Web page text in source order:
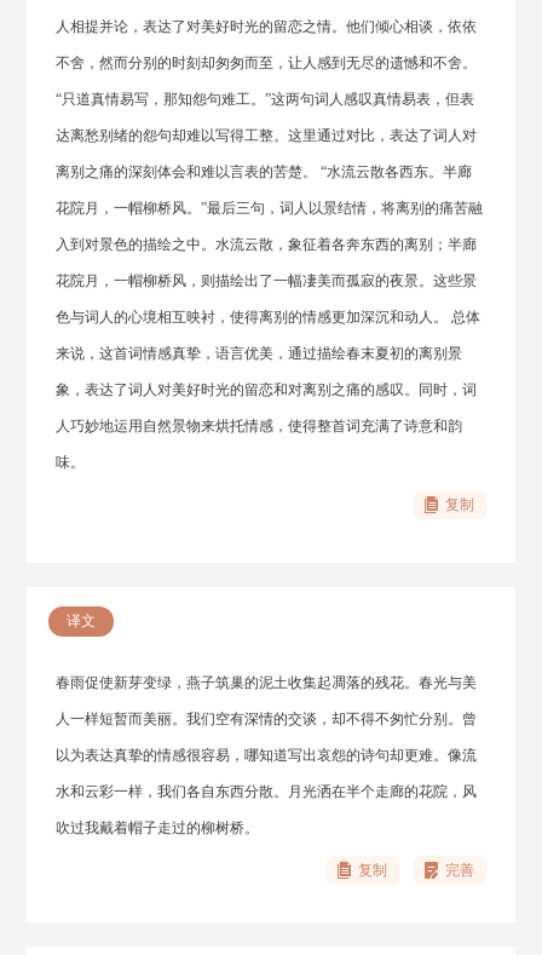
人相提并论，表达了对美好时光的留恋之情。他们倾心相谈，依依
不舍，然而分别的时刻却匆匆而至，让人感到无尽的遗憾和不舍。
“只道真情易写，那知怨句难工。”这两句词人感叹真情易表，但表
达离愁别绪的怨句却难以写得工整。这里通过对比，表达了词人对
离别之痛的深刻体会和难以言表的苦楚。 “水流云散各西东。半廊
花院月，一帽柳桥风。”最后三句，词人以景结情，将离别的痛苦融
入到对景色的描绘之中。水流云散，象征着各奔东西的离别；半廊
花院月，一帽柳桥风，则描绘出了一幅凄美而孤寂的夜景。这些景
色与词人的心境相互映衬，使得离别的情感更加深沉和动人。 总体
来说，这首词情感真挚，语言优美，通过描绘春末夏初的离别景
象，表达了词人对美好时光的留恋和对离别之痛的感叹。同时，词
人巧妙地运用自然景物来烘托情感，使得整首词充满了诗意和韵
味。
复制
译文
春雨促使新芽变绿，燕子筑巢的泥土收集起凋落的残花。春光与美
人一样短暂而美丽。我们空有深情的交谈，却不得不匆忙分别。曾
以为表达真挚的情感很容易，哪知道写出哀怨的诗句却更难。像流
水和云彩一样，我们各自东西分散。月光洒在半个走廊的花院，风
吹过我戴着帽子走过的柳树桥。
复制 完善